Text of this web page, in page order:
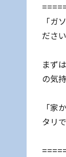
「ガ
ださい
まず
の気
「家
タリ